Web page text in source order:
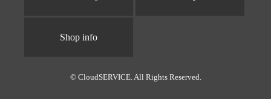
Shop info
© CloudSERVICE. All Rights Reserved.